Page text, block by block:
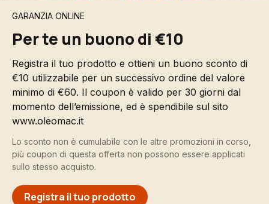
GARANZIA ONLINE
Per te un buono di €10
Registra il tuo prodotto e ottieni un buono sconto di
€10 utilizzabile per un successivo ordine del valore
minimo di €60. Il coupon è valido per 30 giorni dal
momento dell’emissione, ed è spendibile sul sito
www.oleomac.it
Lo sconto non è cumulabile con le altre promozioni in corso,
più coupon di questa offerta non possono essere applicati
sullo stesso acquisto.
Registra il tuo prodotto